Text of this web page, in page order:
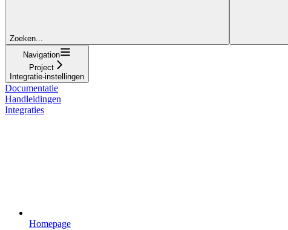
Zoeken...
Navigation
Project
Integratie-instellingen
Documentatie
Handleidingen
Integraties
Homepage